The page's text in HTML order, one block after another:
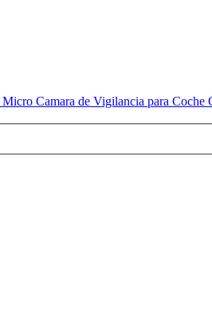
Camara de Vigilancia para